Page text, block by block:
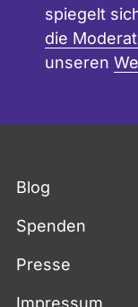
spiegelt
die
unseren
Fußzeile
Blog
Spenden
Presse
Impressum